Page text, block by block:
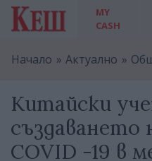
MY
CASH
Начало Актуално
Китайски
създаването
COVID -19 в